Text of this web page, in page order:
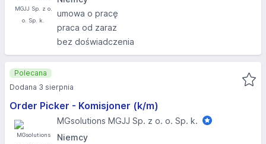
umowa o pracę
praca od zaraz
bez doświadczenia
Order Picker - Komisjoner (k/m)
MGsolutions MGJJ Sp. z o. o. Sp. k.
Niemcy
Polecana
Dodana 3 sierpnia